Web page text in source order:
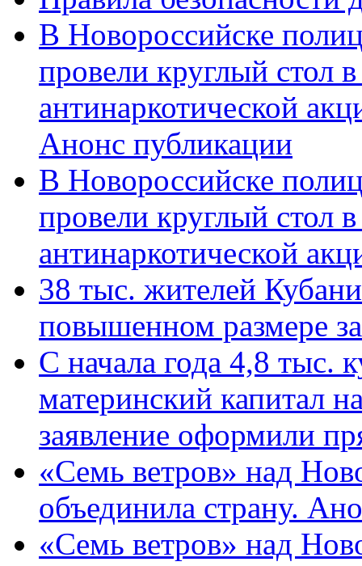
В Новороссийске
провели круглый стол
антинаркотической
Анонс публикации
В Новороссийске
провели круглый стол
антинаркотической
38 тыс. жителей
повышенном размере
С начала года 4,8 тыс.
материнский капитал
заявление оформили
«Семь ветров» над
объединила страну.
«Семь ветров» над